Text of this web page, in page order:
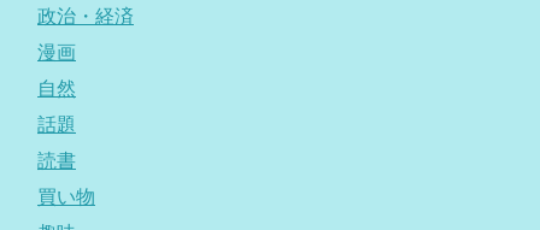
政治・経済
漫画
自然
話題
読書
買い物